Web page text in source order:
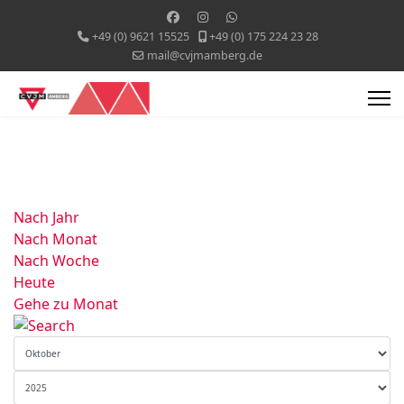
+49 (0) 9621 15525
+49 (0) 175 224 23 28
mail@cvjmamberg.de
Nach Jahr
Nach Monat
Nach Woche
Heute
Gehe zu Monat